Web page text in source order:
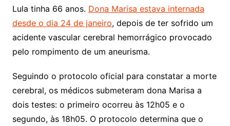
Lula tinha 66 anos. Dona Marisa estava internada
desde o dia 24 de janeiro, depois de ter sofrido um
acidente vascular cerebral hemorrágico provocado
pelo rompimento de um aneurisma.
Seguindo o protocolo oficial para constatar a morte
cerebral, os médicos submeteram dona Marisa a
dois testes: o primeiro ocorreu às 12h05 e o
segundo, às 18h05. O protocolo determina que o